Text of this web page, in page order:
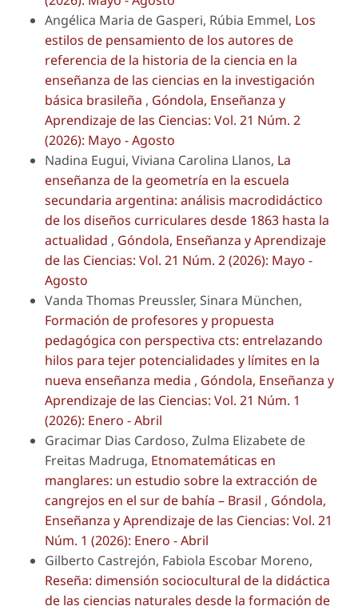
Angélica Maria de Gasperi, Rúbia Emmel, Los
estilos de pensamiento de los autores de
referencia de la historia de la ciencia en la
enseñanza de las ciencias en la investigación
básica brasileña , Góndola, Enseñanza y
Aprendizaje de las Ciencias: Vol. 21 Núm. 2
(2026): Mayo - Agosto
Nadina Eugui, Viviana Carolina Llanos, La
enseñanza de la geometría en la escuela
secundaria argentina: análisis macrodidáctico
de los diseños curriculares desde 1863 hasta la
actualidad , Góndola, Enseñanza y Aprendizaje
de las Ciencias: Vol. 21 Núm. 2 (2026): Mayo -
Agosto
Vanda Thomas Preussler, Sinara München,
Formación de profesores y propuesta
pedagógica con perspectiva cts: entrelazando
hilos para tejer potencialidades y límites en la
nueva enseñanza media , Góndola, Enseñanza y
Aprendizaje de las Ciencias: Vol. 21 Núm. 1
(2026): Enero - Abril
Gracimar Dias Cardoso, Zulma Elizabete de
Freitas Madruga, Etnomatemáticas en
manglares: un estudio sobre la extracción de
cangrejos en el sur de bahía – Brasil , Góndola,
Enseñanza y Aprendizaje de las Ciencias: Vol. 21
Núm. 1 (2026): Enero - Abril
Gilberto Castrejón, Fabiola Escobar Moreno,
Reseña: dimensión sociocultural de la didáctica
de las ciencias naturales desde la formación de